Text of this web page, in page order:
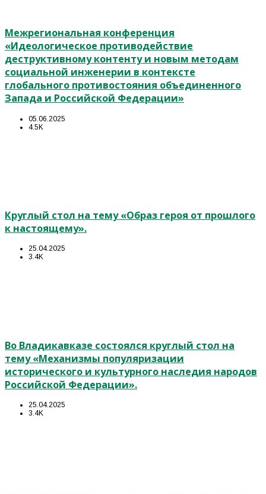
Межрегиональная конференция
«Идеологическое противодействие
деструктивному контенту и новым методам
социальной инженерии в контексте
глобального противостояния объединенного
Запада и Российской Федерации»
05.06.2025
4.5K
Круглый стол на тему «Образ героя от прошлого
к настоящему».
25.04.2025
3.4K
Во Владикавказе состоялся круглый стол на
тему «Механизмы популяризации
исторического и культурного наследия народов
Российской Федерации».
25.04.2025
3.4K